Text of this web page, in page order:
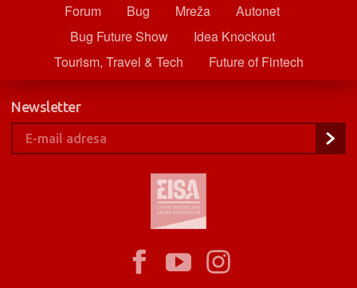
Forum Bug Mreža
Autonet
Bug Future Show
Idea Knockout
Tourism, Travel & Tech
Future of Fintech
Newsletter